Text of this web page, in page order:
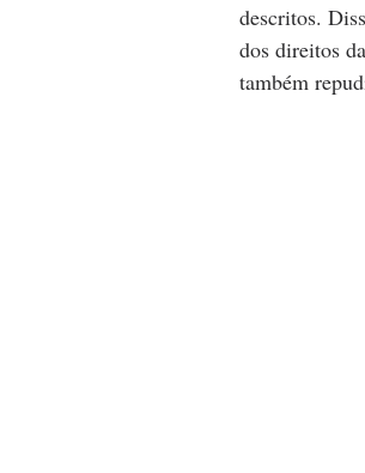
descritos.
dos direitos
também